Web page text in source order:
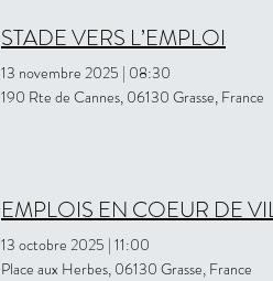
STADE VERS L’EMPLOI
13 novembre 2025 | 08:30
190 Rte de Cannes, 06130 Grasse, France
EMPLOIS EN COEUR DE
13 octobre 2025 | 11:00
Place aux Herbes, 06130 Grasse, France